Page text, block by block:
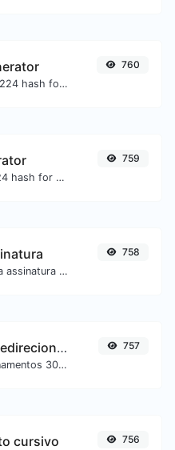
Generate a SHA-3/224 hash for any string input.
760
Generate a SHA-224 hash for any string input.
759
Gere facilmente sua assinatura personalizada e faça o download com facilidade.
758
Verificador de redirecionamento de URL
Verifique redirecionamentos 301 e 302 de uma URL específica. Verifica até 10 redirecionamentos.
757
cursivo 756